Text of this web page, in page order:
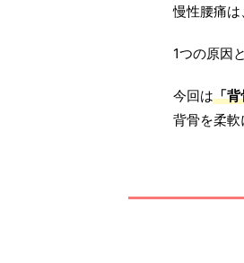
慢性腰痛は
1つの原因
今回は「背
背骨を柔軟